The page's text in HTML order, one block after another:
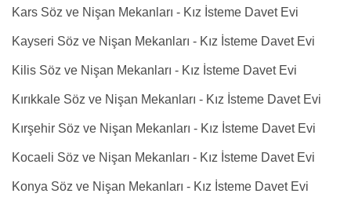
Kars Söz ve Nişan Mekanları - Kız İsteme Davet Evi
Kayseri Söz ve Nişan Mekanları - Kız İsteme Davet Evi
Kilis Söz ve Nişan Mekanları - Kız İsteme Davet Evi
Kırıkkale Söz ve Nişan Mekanları - Kız İsteme Davet Evi
Kırşehir Söz ve Nişan Mekanları - Kız İsteme Davet Evi
Kocaeli Söz ve Nişan Mekanları - Kız İsteme Davet Evi
Konya Söz ve Nişan Mekanları - Kız İsteme Davet Evi